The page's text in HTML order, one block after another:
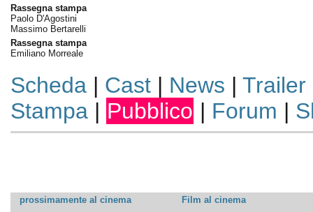
Rassegna stampa
Paolo D'Agostini
Massimo Bertarelli
Rassegna stampa
Emiliano Morreale
Scheda| Cast| News | Trailer
Stampa| Pubblico | Forum |
prossimamente al cinema
Film al cinema